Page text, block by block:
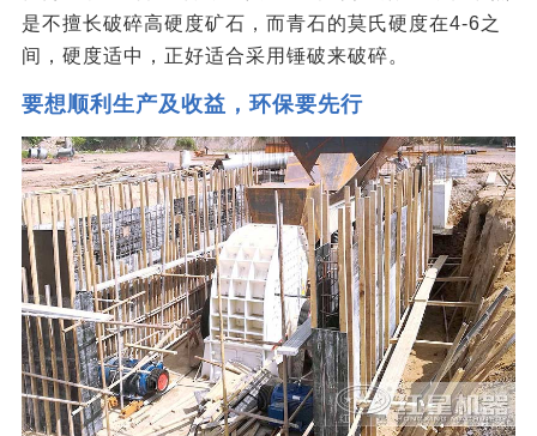
是不擅长破碎高硬度矿石，而青石的莫氏硬度在4-6之
间，硬度适中，正好适合采用锤破来破碎。
要想顺利生产及收益，环保要先行